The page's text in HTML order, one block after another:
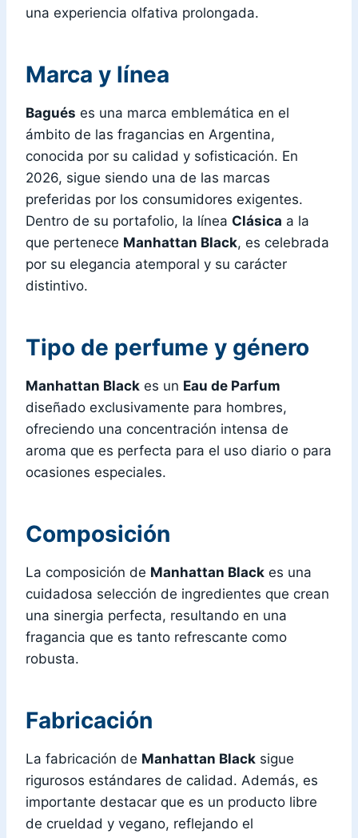
una experiencia olfativa prolongada.
Marca y línea
Bagués es una marca emblemática en el
ámbito de las fragancias en Argentina,
conocida por su calidad y sofisticación. En
2026, sigue siendo una de las marcas
preferidas por los consumidores exigentes.
Dentro de su portafolio, la línea Clásica a la
que pertenece Manhattan Black, es celebrada
por su elegancia atemporal y su carácter
distintivo.
Tipo de perfume y género
Manhattan Black es un Eau de Parfum
diseñado exclusivamente para hombres,
ofreciendo una concentración intensa de
aroma que es perfecta para el uso diario o para
ocasiones especiales.
Composición
La composición de Manhattan Black es una
cuidadosa selección de ingredientes que crean
una sinergia perfecta, resultando en una
fragancia que es tanto refrescante como
robusta.
Fabricación
La fabricación de Manhattan Black sigue
rigurosos estándares de calidad. Además, es
importante destacar que es un producto libre
de crueldad y vegano, reflejando el